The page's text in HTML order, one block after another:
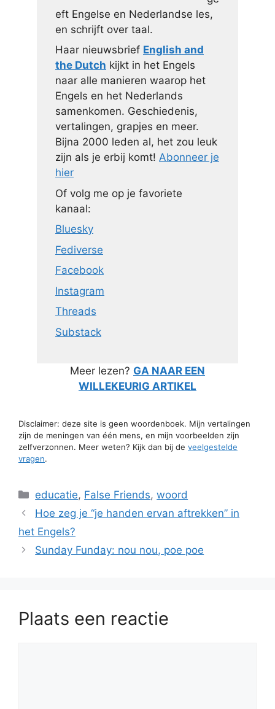
eft Engelse en Nederlandse les,
en schrijft over taal.
Haar nieuwsbrief English and
the Dutch kijkt in het Engels
naar alle manieren waarop het
Engels en het Nederlands
samenkomen. Geschiedenis,
vertalingen, grapjes en meer.
Bijna 2000 leden al, het zou leuk
zijn als je erbij komt! Abonneer je
hier
Of volg me op je favoriete
kanaal:
Bluesky
Fediverse
Facebook
Instagram
Threads
Substack
Meer lezen? GA NAAR EEN
WILLEKEURIG ARTIKEL
Disclaimer: deze site is geen woordenboek. Mijn vertalingen
zijn de meningen van één mens, en mijn voorbeelden zijn
zelfverzonnen. Meer weten? Kijk dan bij de veelgestelde
vragen.
Categorieën
educatie, False Friends,woord
Hoe zeg je “je handen ervan aftrekken” in
het Engels?
Sunday Funday: nou nou, poe poe
Plaats een reactie